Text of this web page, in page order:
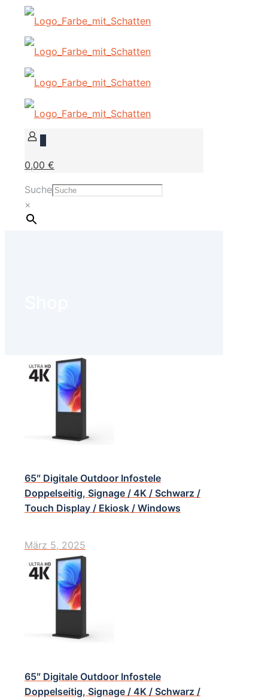
0
0,00 €
Suche
×
65″ Digitale Outdoor Infostele
Doppelseitig, Signage / 4K / Schwarz /
Touch Display / Ekiosk / Windows
März 5, 2025
65″ Digitale Outdoor Infostele
Doppelseitig, Signage / 4K / Schwarz /